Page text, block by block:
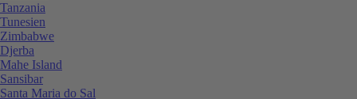
Tanzania
Tunesien
Zimbabwe
Djerba
Mahe Island
Sansibar
Santa Maria do Sal